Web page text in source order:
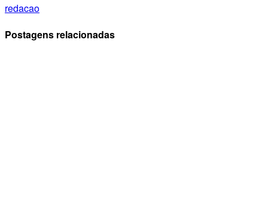
redacao
Postagens relacionadas